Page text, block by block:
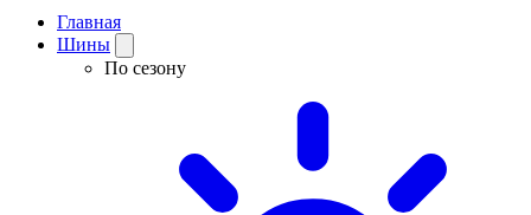
Главная
Шины
По сезону